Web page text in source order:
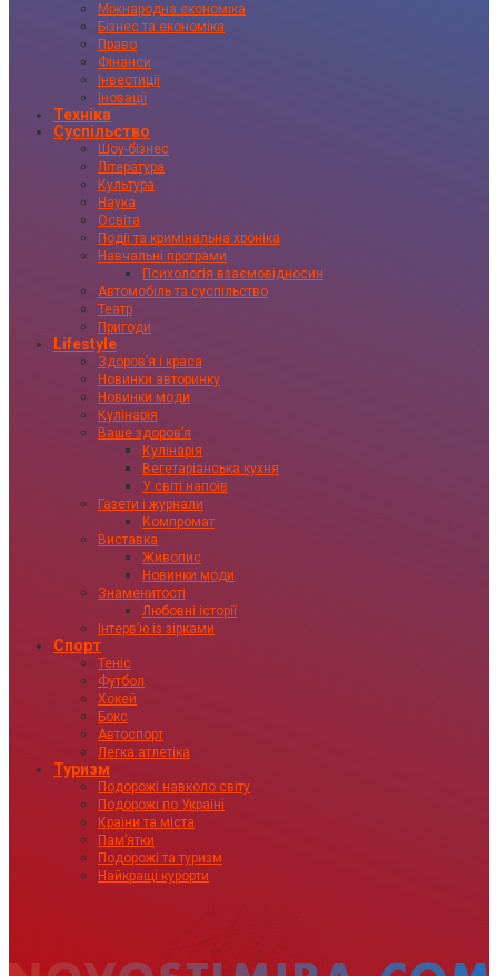
Міжнародна економіка
Бізнес та економіка
Право
Фінанси
Інвестиції
Іновації
Техніка
Суспільство
Шоу-бізнес
Література
Культура
Наука
Освіта
Події та кримінальна хроніка
Навчальні програми
Психологія взаємовідносин
Автомобіль та суспільство
Театр
Пригоди
Lifestyle
Здоровʼя і краса
Новинки авторинку
Новинки моди
Кулінарія
Ваше здоровʼя
Кулінарія
Вегетаріанська кухня
У світі напоїв
Газети і журнали
Компромат
Виставка
Живопис
Новинки моди
Знаменитості
Любовні історії
Інтервʼю із зірками
Спорт
Теніс
Футбол
Хокей
Бокс
Автоспорт
Легка атлетіка
Туризм
Подорожі навколо світу
Подорожі по Україні
Країни та міста
Пам’ятки
Подорожі та туризм
Найкращі курорти